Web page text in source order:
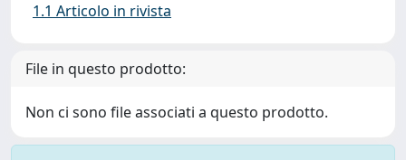
1.1 Articolo in rivista
File in questo prodotto:
Non ci sono file associati a questo prodotto.